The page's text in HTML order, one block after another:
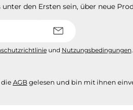
den Ersten sein, über neue
und Nutzungsbedingungen.
AGB gelesen und bin mit ihnen